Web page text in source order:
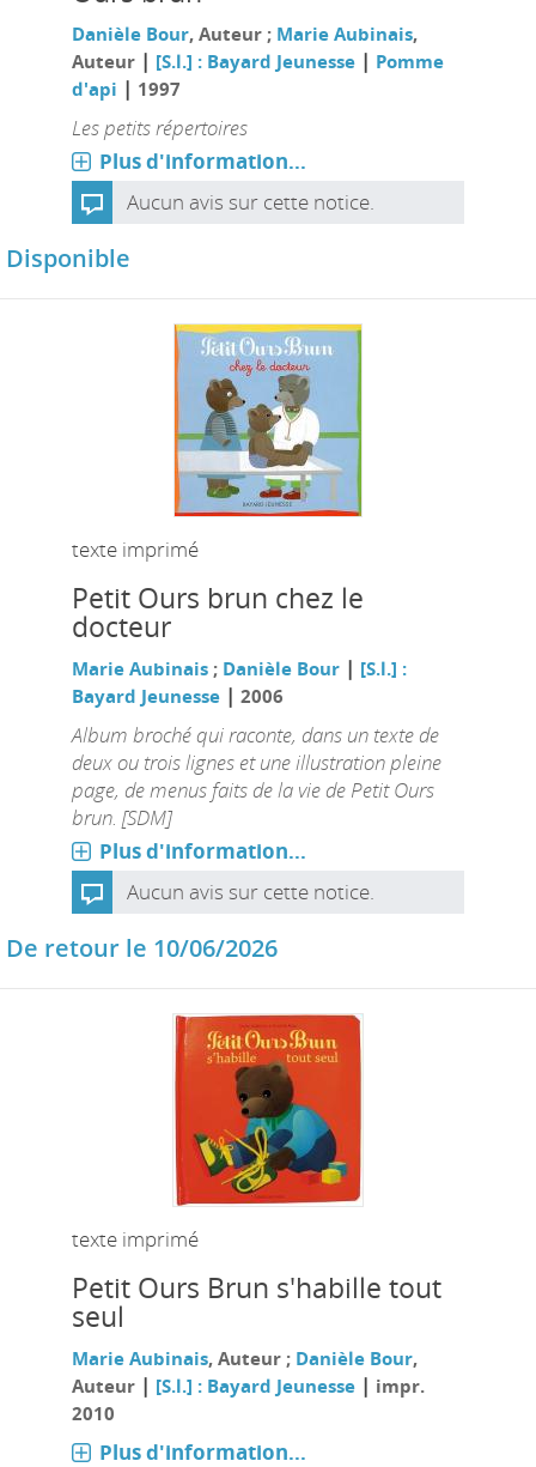
Danièle Bour, Auteur ; Marie Aubinais,
Auteur | [S.l.] : Bayard Jeunesse| Pomme
d'api | 1997
Les petits répertoires
Plus d'information...
Aucun avis sur cette notice.
Disponible
texte imprimé
Petit Ours brun chez le
docteur
Marie Aubinais; Danièle Bour | [S.l.] :
Bayard Jeunesse| 2006
Album broché qui raconte, dans un texte de
deux ou trois lignes et une illustration pleine
page, de menus faits de la vie de Petit Ours
brun. [SDM]
Plus d'information...
Aucun avis sur cette notice.
De retour le 10/06/2026
texte imprimé
Petit Ours Brun s'habille tout
seul
Marie Aubinais, Auteur ; Danièle Bour,
Auteur | [S.l.] : Bayard Jeunesse| impr.
2010
Plus d'information...